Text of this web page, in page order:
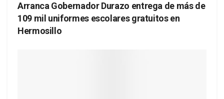
Arranca Gobernador Durazo entrega de más de
109 mil uniformes escolares gratuitos en
Hermosillo